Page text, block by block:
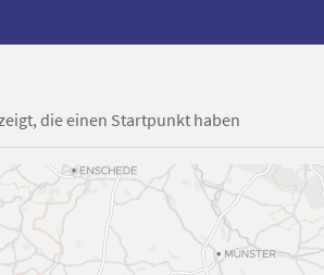
die einen Startpunkt haben